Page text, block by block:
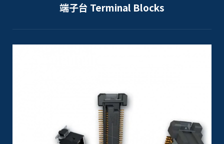
端子台 Terminal Blocks